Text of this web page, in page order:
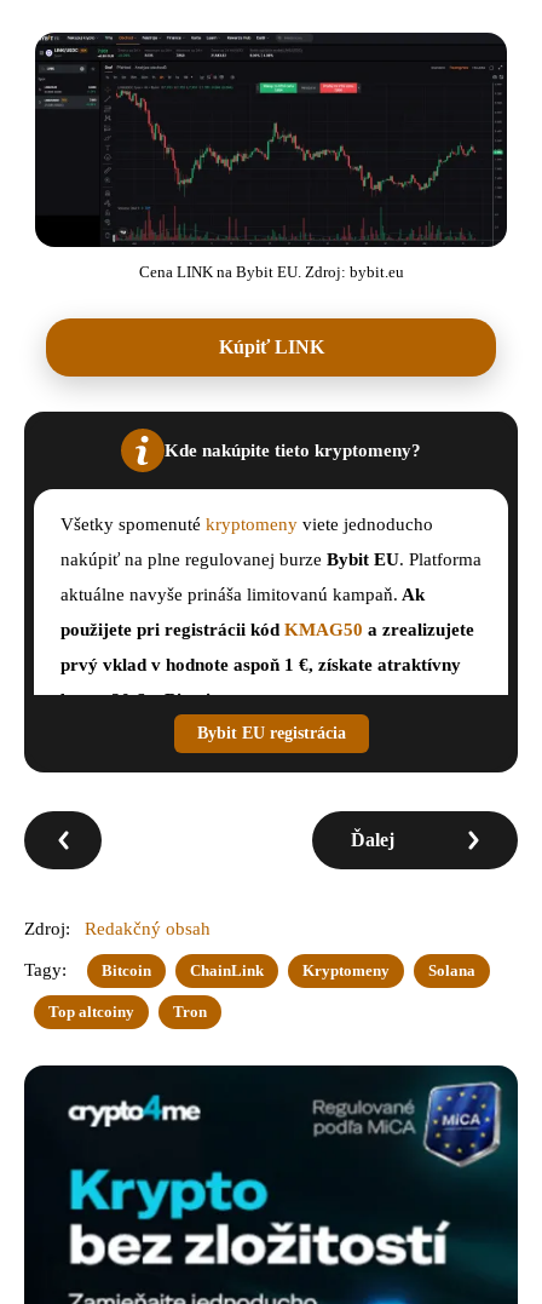
Cena LINK na Bybit EU. Zdroj: bybit.eu
Kúpiť LINK
Kde nakúpite tieto kryptomeny?
Všetky spomenuté kryptomeny viete jednoducho
nakúpiť na plne regulovanej burze Bybit EU. Platforma
aktuálne navyše prináša limitovanú kampaň. Ak
použijete pri registrácii kód KMAG50 a zrealizujete
prvý vklad v hodnote aspoň 1 €, získate atraktívny
bonus 20 € v Bitcoine.
Bybit EU registrácia
Ďalej
Zdroj: Redakčný obsah
Tagy: Bitcoin ChainLink Kryptomeny Solana
Top altcoiny Tron